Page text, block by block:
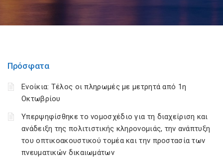
Πρόσφατα
Ενοίκια: Τέλος οι πληρωμές με μετρητά από 1η
Οκτωβρίου
Υπερψηφίσθηκε το νομοσχέδιο για τη διαχείριση και
ανάδειξη της πολιτιστικής κληρονομιάς, την ανάπτυξη
του οπτικοακουστικού τομέα και την προστασία των
πνευματικών δικαιωμάτων